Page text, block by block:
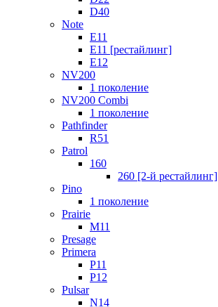
D40
Note
E11
E11 [рестайлинг]
E12
NV200
1 поколение
NV200 Combi
1 поколение
Pathfinder
R51
Patrol
160
260 [2-й рестайлинг]
Pino
1 поколение
Prairie
M11
Presage
Primera
P11
P12
Pulsar
N14